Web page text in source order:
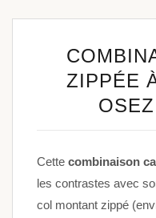
ZIPPÉE
Cette combinaison
les contrastes avec
col montant zippé